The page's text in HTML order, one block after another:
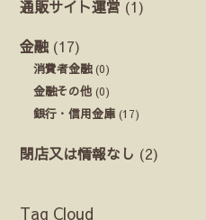
通販サイト運営 (1)
金融 (17)
消費者金融(0)
金融その他 (0)
銀行・信用金庫 (17)
閉店又は情報なし (2)
Tag Cloud